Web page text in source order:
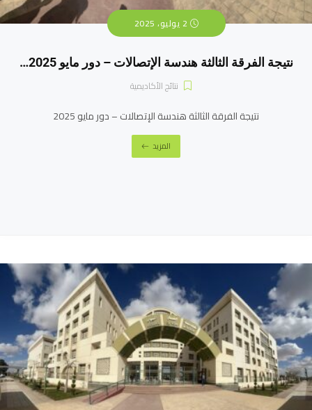
نتيجة الفرقة الثالثة هندسة الإتصالات – دور مايو 2025…
نتائج الأكاديمية
نتيجة الفرقة الثالثة هندسة الإتصالات – دور مايو 2025
المزيد